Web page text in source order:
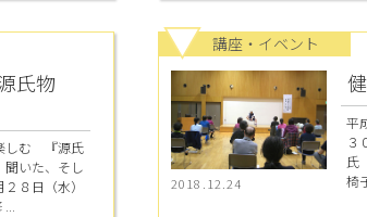
氏物
しむ 『源氏
聞いた、そし
８日（水）
講座・イベント
2018.12.24
平
３
氏
椅